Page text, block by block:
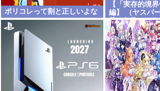
ポリコレって割と正しいよな
【「実存的境
編】 （ヤスパ
義と仏教、そ
【ネタバレ注
ト負けてて草w